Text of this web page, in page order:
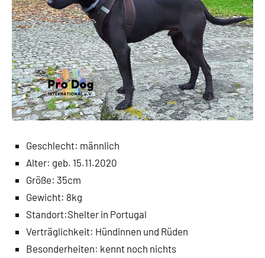
Geschlecht: männlich
Alter: geb. 15.11.2020
Größe: 35cm
Gewicht: 8kg
Standort:Shelter in Portugal
Verträglichkeit: Hündinnen und Rüden
Besonderheiten: kennt noch nichts